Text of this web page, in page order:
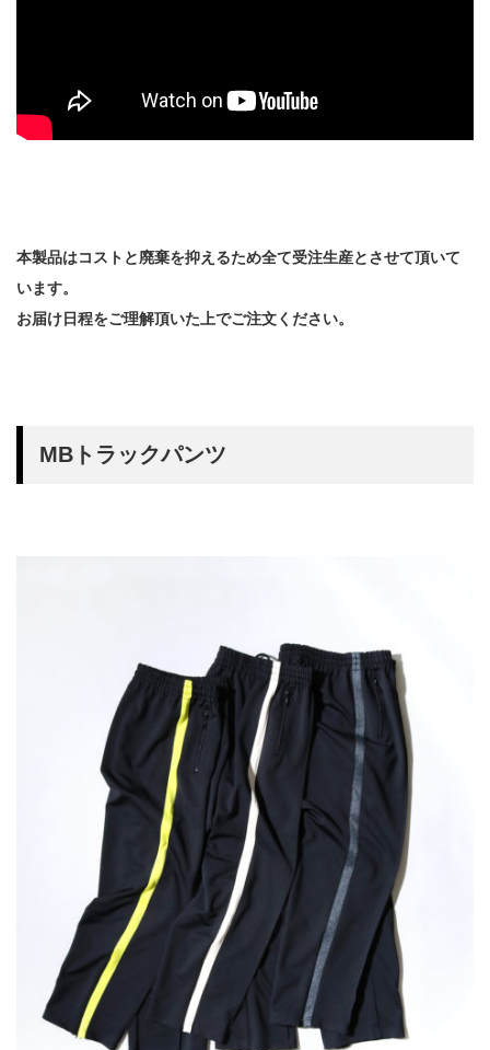
本製品はコストと廃棄を抑えるため全て受注生産とさせて頂いて
います。
お届け日程をご理解頂いた上でご注文ください。
MBトラックパンツ